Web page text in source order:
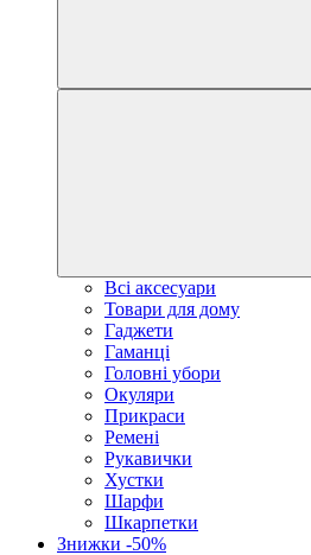
Всі аксесуари
Товари для дому
Гаджети
Гаманці
Головні убори
Окуляри
Прикраси
Ремені
Рукавички
Хустки
Шарфи
Шкарпетки
Знижки -50%